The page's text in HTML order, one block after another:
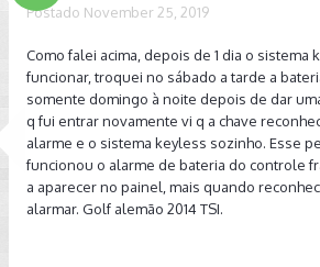
Postado November 25, 2019
Como falei acima, depois de 1 dia o sistema
funcionar, troquei no sábado a tarde a
somente domingo à noite depois de dar
q fui entrar novamente vi q a chave
alarme e o sistema keyless sozinho. Esse
funcionou o alarme de bateria do controle
a aparecer no painel, mais quando
alarmar. Golf alemão 2014 TSI.